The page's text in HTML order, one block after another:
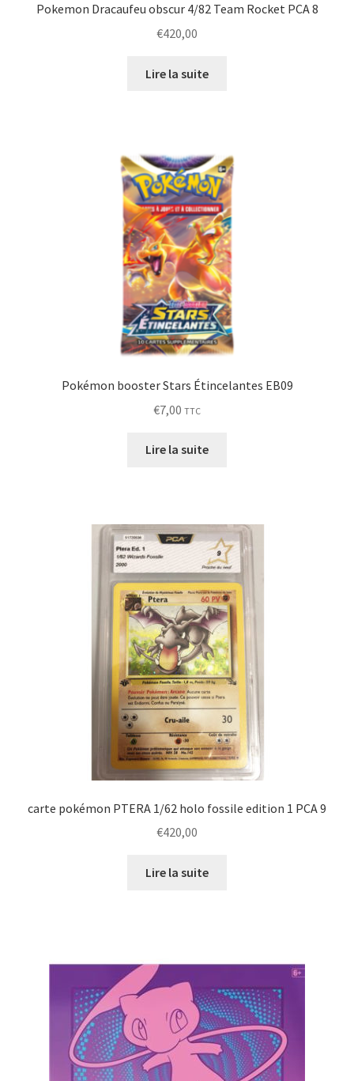
Pokemon Dracaufeu obscur 4/82 Team Rocket PCA 8
€420,00
Lire la suite
Pokémon booster Stars Étincelantes EB09
€7,00 TTC
Lire la suite
carte pokémon PTERA 1/62 holo fossile edition 1 PCA 9
€420,00
Lire la suite